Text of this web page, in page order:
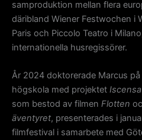
samproduktion mellan flera
däribland Wiener Festwochen i
Paris och Piccolo Teatro i
internationella husregissörer.
År 2024 doktorerade Marcus
högskola med projektet
som bestod av filmen Flotten
äventyret, presenterades i
filmfestival i samarbete med